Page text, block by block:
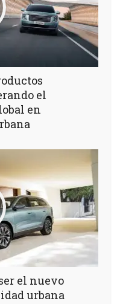
el
en
el nuevo
urbana